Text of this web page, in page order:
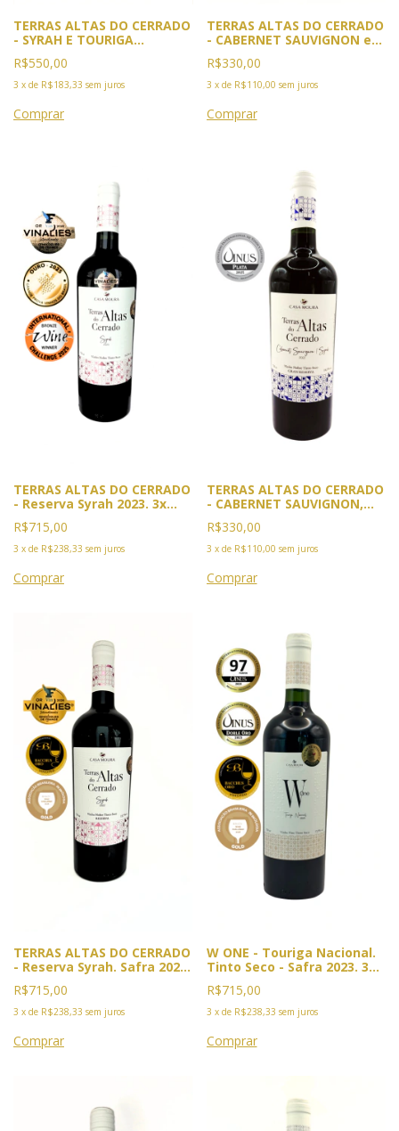
TERRAS ALTAS DO CERRADO
- SYRAH E TOURIGA
NACIONAL SAFRA 2021-5X
Premiado. 2025:Ouro GPVB,
Rio e Vinus, Cannes.
BACCHUS e BWC
R$550,00
3 x de R$183,33 sem juros
TERRAS ALTAS DO CERRADO
- CABERNET SAUVIGNON e
SYRAH. Safra 2023. 4x
Premiado: Ouro GPVB 2025
e BWC 2026. Prata Citadellis
R$330,00
3 x de R$110,00 sem juros
TERRAS ALTAS DO CERRADO
- Reserva Syrah 2023. 3x
Vinalies, Cannes, França e
GPVB, Rio. Bronze IWC
R$715,00
3 x de R$238,33 sem juros
TERRAS ALTAS DO CERRADO
- CABERNET SAUVIGNON,
SYRAH, MALBEC E PINOT
NOIR. Safra 2022. Premiado:
VINUS 2025. Medalha de
R$330,00
3 x de R$110,00 sem juros
TERRAS ALTAS DO CERRADO
- Reserva Syrah. Safra 2022.
3x Premiado. 2026: Ouro
Vinalies, Cannes; Bacchus,
Madri e BWC.
R$715,00
3 x de R$238,33 sem juros
W ONE - Touriga Nacional.
Tinto Seco - Safra 2023. 3x
Premiado: Duplo Ouro Vinus
, Mendoza, 2025. Ouro
Bacchus, Madri e BWC 2026
R$715,00
3 x de R$238,33 sem juros